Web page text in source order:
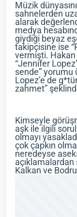
Müzik
sahnelerden
alarak
medya
giydiği beyaz
takipçisine ise
vermişti. Hakan
“Jennifer
sende” yorumu
Lopez’e de
zahmet”
Kimseyle
aşk ile ilgili
olmayı
çok çapkın
neredeyse
Kalkan ve